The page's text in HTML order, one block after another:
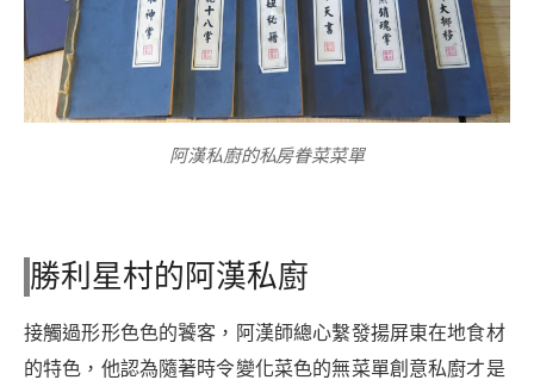
阿漢私廚的私房眷菜菜單
勝利星村的阿漢私廚
接觸過形形色色的饕客，阿漢師總心繫發揚屏東在地食材
的特色，他認為隨著時令變化菜色的無菜單創意私廚才是